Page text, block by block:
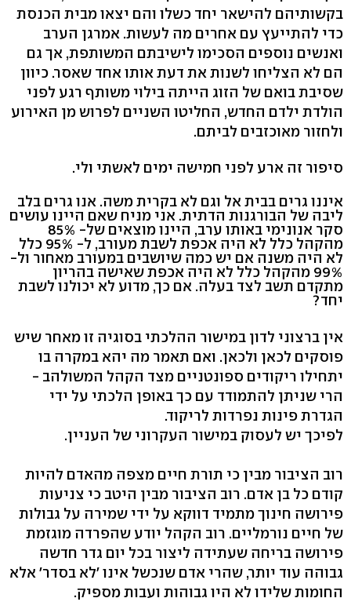
בקשותיהם להישאר יחד כשלו והם יצאו מבית הכנסת
כדי להתייעץ עם אחרים מה לעשות. אמרגן הערב
ואנשים נוספים הסכימו לישיבתם המשותפת, אך גם
הם לא הצליחו לשנות את דעת אותו אחד שאסר. כיוון
שסיבת בואם של הזוג הייתה בילוי משותף רגע לפני
הולדת ילדם החדש, החליטו השניים לפרוש מן האירוע
ולחזור מאוכזבים לביתם.
סיפור זה ארע לפני חמישה ימים לאשתי ולי.
איננו גרים בבית אל וגם לא בקרית משה. אנו גרים בלב
ליבה של הבורגנות הדתית. אני מניח שאם היינו עושים
סקר אנונימי באותו ערב, היינו מוצאים של- 85%
מהקהל כלל לא היה אכפת לשבת מעורב, ל- 95% כלל
לא היה משנה אם יש כמה שיושבים במעורב מאחור ול-
99% מהקהל כלל לא היה אכפת שאישה בהריון
מתקדם תשב לצד בעלה. אם כך, מדוע לא יכולנו לשבת
יחד?
אין ברצוני לדון במישור ההלכתי בסוגיה זו מאחר שיש
פוסקים לכאן ולכאן. ואם תאמר מה יהא במקרה בו
יתחילו ריקודים ספונטניים מצד הקהל המשולהב -
הרי שניתן להתמודד עם כך באופן הלכתי על ידי
הגדרת פינות נפרדות לריקוד.
לפיכך יש לעסוק במישור העקרוני של העניין.
רוב הציבור מבין כי תורת חיים מצפה מהאדם להיות
קודם כל בן אדם. רוב הציבור מבין היטב כי צניעות
פירושה חינוך מתמיד דווקא על ידי שמירה על גבולות
של חיים נורמליים. רוב הקהל יודע שהפרדה מוגזמת
פירושה בריחה שעתידה ליצור בכל יום גדר חדשה
גבוהה עוד יותר, שהרי אדם שנכשל אינו 'לא בסדר' אלא
החומות שלידו לא היו גבוהות ועבות מספיק.